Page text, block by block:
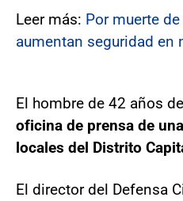
Leer más: Por muerte
aumentan seguridad en
El hombre de 42 años
oficina de prensa de
locales del Distrito
El director del Defensa